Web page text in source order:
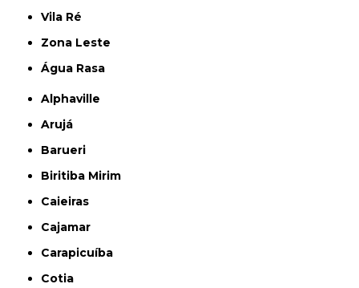
Vila Ré
Zona Leste
Água Rasa
Alphaville
Arujá
Barueri
Biritiba Mirim
Caieiras
Cajamar
Carapicuíba
Cotia